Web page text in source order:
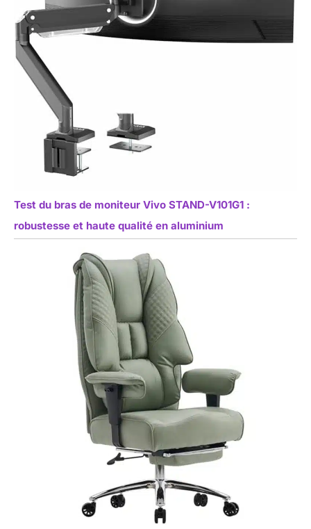
Test du bras de moniteur Vivo STAND-V101G1 :
robustesse et haute qualité en aluminium